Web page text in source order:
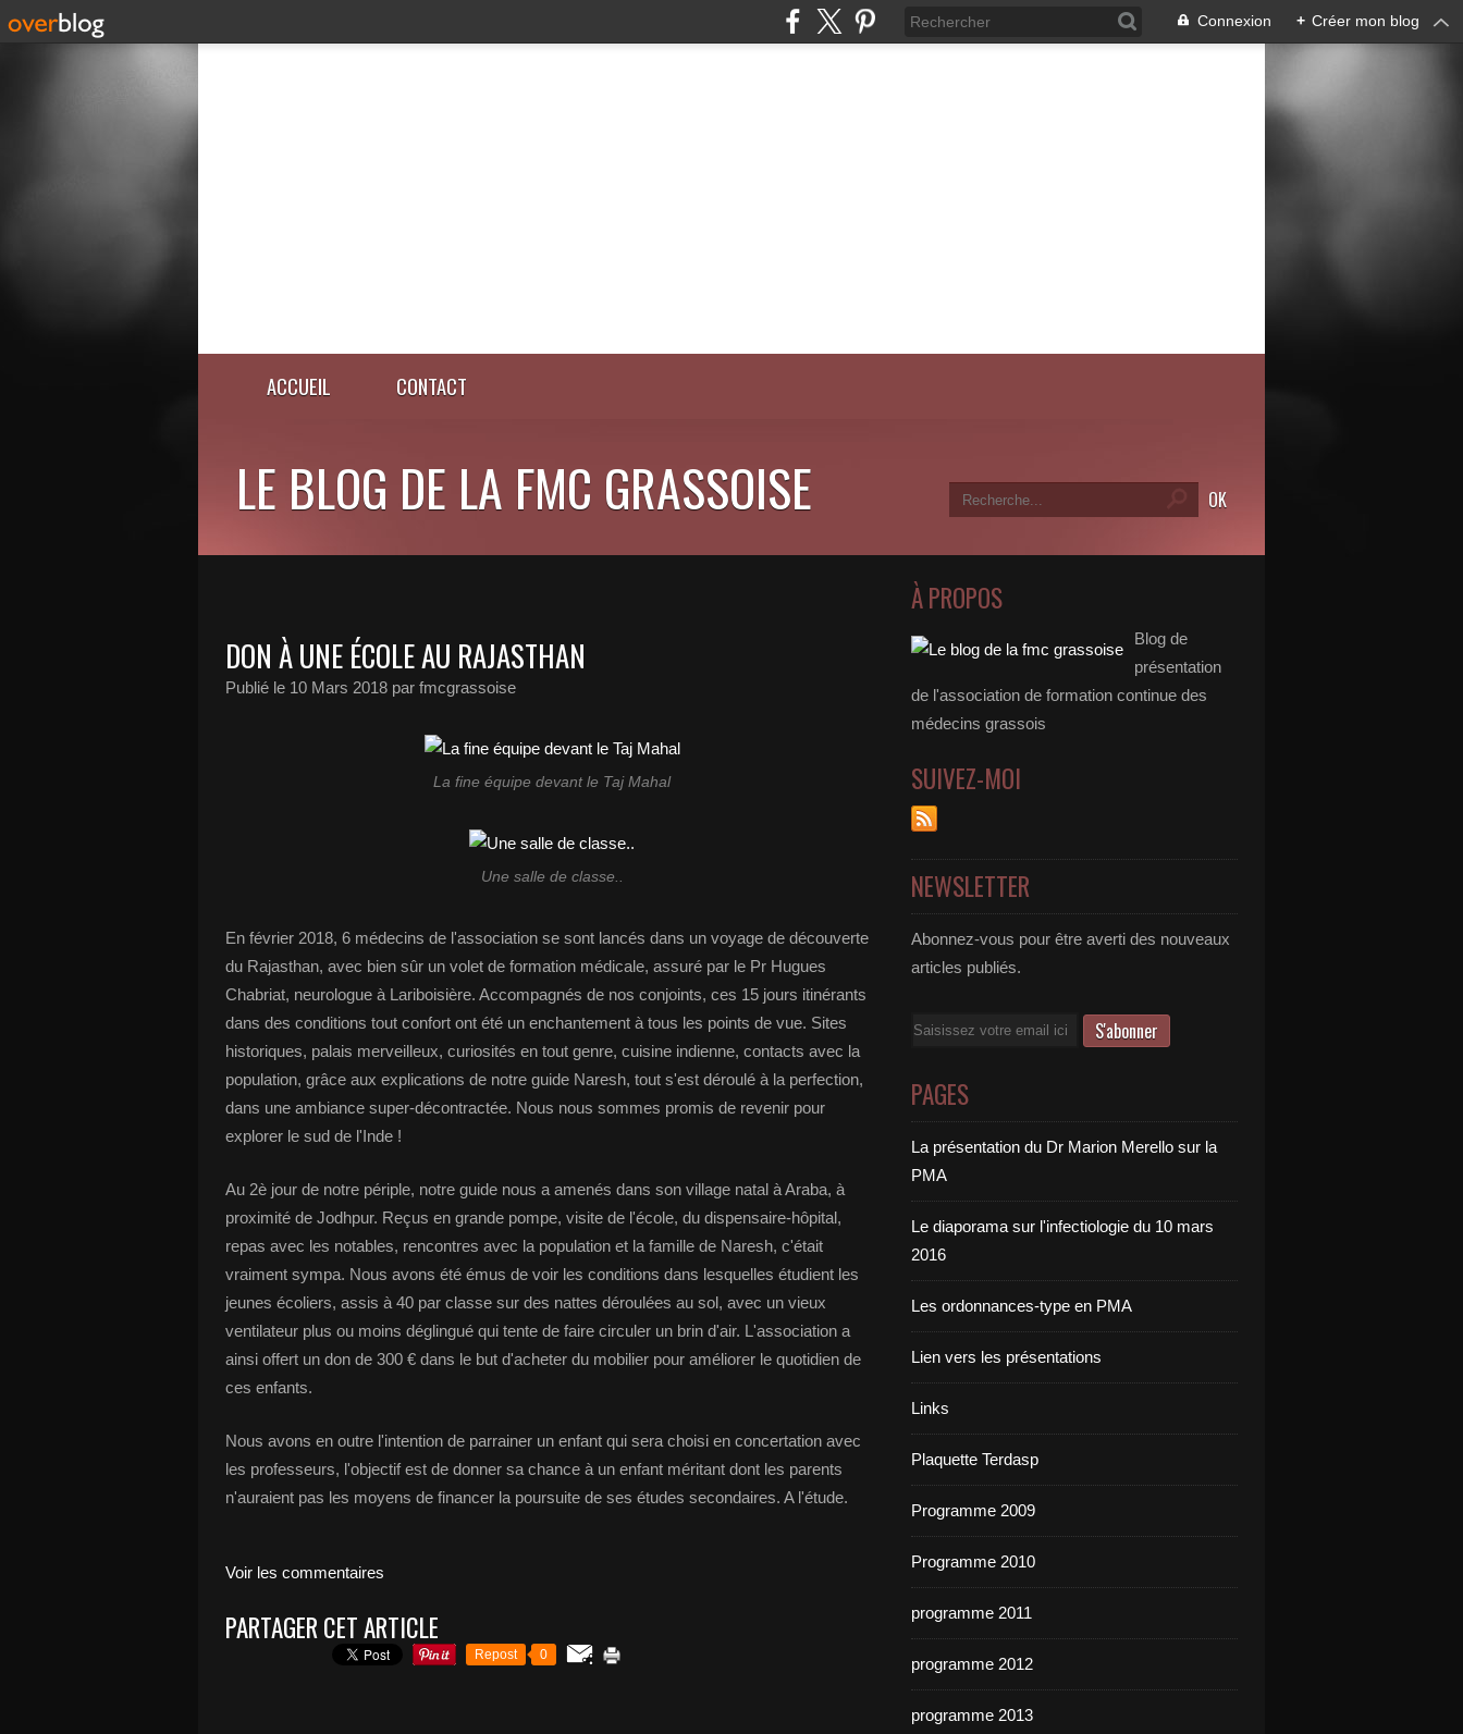
Connexion + Créer mon blog
ACCUEIL CONTACT
LE BLOG DE LA FMC GRASSOISE
DON À UNE ÉCOLE AU RAJASTHAN
Publié le 10 Mars 2018 par fmcgrassoise
La fine équipe devant le Taj Mahal
Une salle de classe..
En février 2018, 6 médecins de l'association se sont lancés dans un voyage de découverte
du Rajasthan, avec bien sûr un volet de formation médicale, assuré par le Pr Hugues
Chabriat, neurologue à Lariboisière. Accompagnés de nos conjoints, ces 15 jours itinérants
dans des conditions tout confort ont été un enchantement à tous les points de vue. Sites
historiques, palais merveilleux, curiosités en tout genre, cuisine indienne, contacts avec la
population, grâce aux explications de notre guide Naresh, tout s'est déroulé à la perfection,
dans une ambiance super-décontractée. Nous nous sommes promis de revenir pour
explorer le sud de l'Inde !
Au 2è jour de notre périple, notre guide nous a amenés dans son village natal à Araba, à
proximité de Jodhpur. Reçus en grande pompe, visite de l'école, du dispensaire-hôpital,
repas avec les notables, rencontres avec la population et la famille de Naresh, c'était
vraiment sympa. Nous avons été émus de voir les conditions dans lesquelles étudient les
jeunes écoliers, assis à 40 par classe sur des nattes déroulées au sol, avec un vieux
ventilateur plus ou moins déglingué qui tente de faire circuler un brin d'air. L'association a
ainsi offert un don de 300 € dans le but d'acheter du mobilier pour améliorer le quotidien de
ces enfants.
Nous avons en outre l'intention de parrainer un enfant qui sera choisi en concertation avec
les professeurs, l'objectif est de donner sa chance à un enfant méritant dont les parents
n'auraient pas les moyens de financer la poursuite de ses études secondaires. A l'étude.
Voir les commentaires
PARTAGER CET ARTICLE
Repost 0
À PROPOS
Blog de
présentation
de l'association de formation continue des
médecins grassois
SUIVEZ-MOI
NEWSLETTER
Abonnez-vous pour être averti des nouveaux
articles publiés.
Email
PAGES
La présentation du Dr Marion Merello sur la
PMA
Le diaporama sur l'infectiologie du 10 mars
2016
Les ordonnances-type en PMA
Lien vers les présentations
Links
Plaquette Terdasp
Programme 2009
Programme 2010
programme 2011
programme 2012
programme 2013